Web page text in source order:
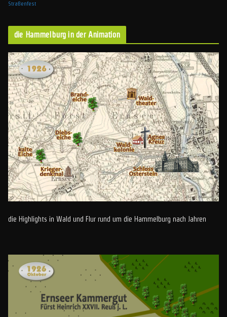
Straßenfest
die Hammelburg in der Animation
die Highlights in Wald und Flur rund um die Hammelburg nach Jahren